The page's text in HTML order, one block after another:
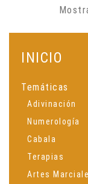
INICIO
Temáticas
Adivinación
Numerología
Cabala
Terapias
Artes